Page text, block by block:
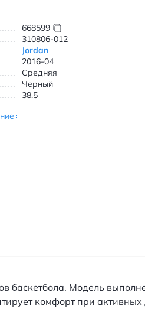
668599
310806-012
Jordan
2016-04
Средняя
Черный
38.5
баскетбола. Модель
комфорт при